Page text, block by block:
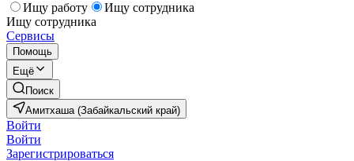
Ищу работу
Ищу сотрудника
Ищу сотрудника
Сервисы
Помощь
Ещё
Поиск
Амитхаша (Забайкальский край)
Войти
Войти
Зарегистрироваться